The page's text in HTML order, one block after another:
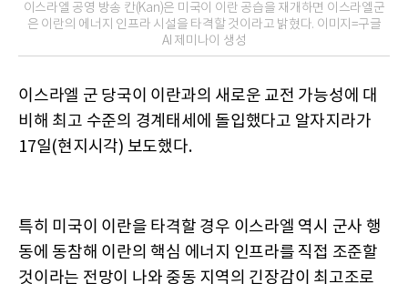
이스라엘 공영 방송 칸(Kan)은 미국이 이란 공습을 재개하면 이스라엘군
은 이란의 에너지 인프라 시설을 타격할 것이라고 밝혔다. 이미지=구글
AI 제미나이 생성
이스라엘 군 당국이 이란과의 새로운 교전 가능성에 대
비해 최고 수준의 경계태세에 돌입했다고 알자지라가
17일(현지시각) 보도했다.
특히 미국이 이란을 타격할 경우 이스라엘 역시 군사 행
동에 동참해 이란의 핵심 에너지 인프라를 직접 조준할
것이라는 전망이 나와 중동 지역의 긴장감이 최고조로